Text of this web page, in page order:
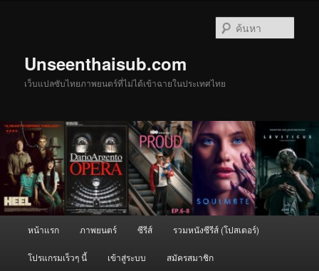
Unseenthaisub.com
เว็บแปลซับไทยภาพยนตร์ที่ไม่ได้เข้าฉายในประเทศไทย
หน้าแรก ภาพยนตร์ ซีรีส์ รวมหนังซีรีส์ (โปสเตอร์)
โปรแกรมเร็วๆ นี้ เข้าสู่ระบบ สมัครสมาชิก